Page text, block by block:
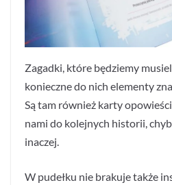
Zagadki, które będziemy
konieczne do nich elementy
Są tam również karty
nami do kolejnych historii,
inaczej.
W pudełku nie brakuje także